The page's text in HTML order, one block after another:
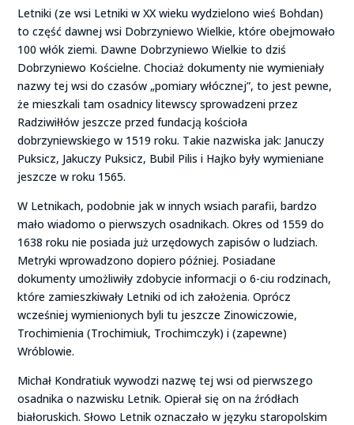
Letniki (ze wsi Letniki w XX wieku wydzielono wieś Bohdan)
to część dawnej wsi Dobrzyniewo Wielkie, które obejmowało
100 włók ziemi. Dawne Dobrzyniewo Wielkie to dziś
Dobrzyniewo Kościelne. Chociaż dokumenty nie wymieniały
nazwy tej wsi do czasów „pomiary włócznej”, to jest pewne,
że mieszkali tam osadnicy litewscy sprowadzeni przez
Radziwiłłów jeszcze przed fundacją kościoła
dobrzyniewskiego w 1519 roku. Takie nazwiska jak: Januczy
Puksicz, Jakuczy Puksicz, Bubil Pilis i Hajko były wymieniane
jeszcze w roku 1565.
W Letnikach, podobnie jak w innych wsiach parafii, bardzo
mało wiadomo o pierwszych osadnikach. Okres od 1559 do
1638 roku nie posiada już urzędowych zapisów o ludziach.
Metryki wprowadzono dopiero później. Posiadane
dokumenty umożliwiły zdobycie informacji o 6-ciu rodzinach,
które zamieszkiwały Letniki od ich założenia. Oprócz
wcześniej wymienionych byli tu jeszcze Zinowiczowie,
Trochimienia (Trochimiuk, Trochimczyk) i (zapewne)
Wróblowie.
Michał Kondratiuk wywodzi nazwę tej wsi od pierwszego
osadnika o nazwisku Letnik. Opierał się on na źródłach
białoruskich. Słowo Letnik oznaczało w języku staropolskim